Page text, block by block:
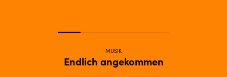
MUSIK
Endlich angekommen